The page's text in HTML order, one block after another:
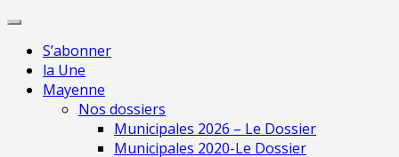
Skip
contentS’abonner
la Une
Mayenne
Nos dossiers
Municipales 2026 – Le Dossier
Municipales 2020-Le Dossier
indépendante en
Mayenne